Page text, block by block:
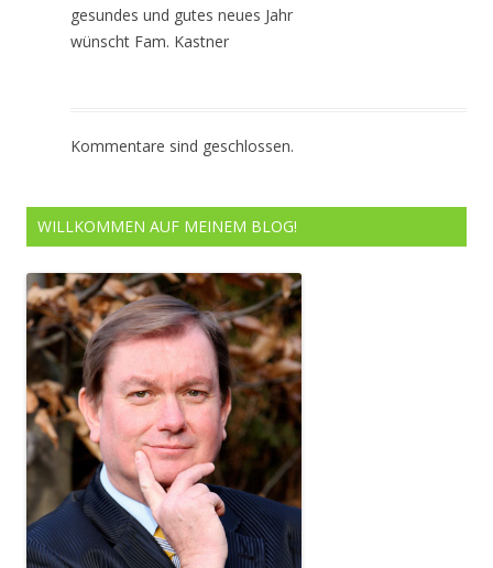
gesundes und gutes neues Jahr
wünscht Fam. Kastner
Kommentare sind geschlossen.
WILLKOMMEN AUF MEINEM BLOG!